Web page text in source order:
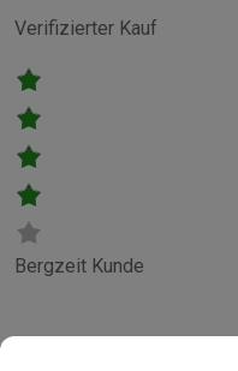
Bergzeit Kunde
Verifizierter Kauf